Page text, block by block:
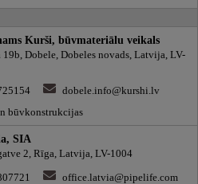
Kurši, būvmateriālu veikals
19b, Dobele, Dobeles novads, Latvija, LV-
dobele.info@kurshi.lv
būvkonstrukcijas
SIA
2, Rīga, Latvija, LV-1004
office.latvia@pipelife.com